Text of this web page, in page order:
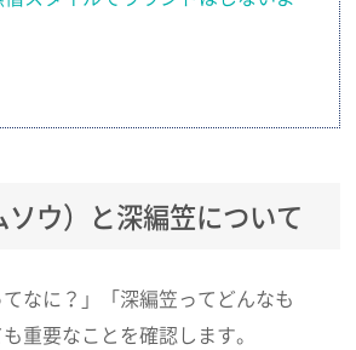
ウ）と深編笠について
なに？」「深編笠ってどんなも
重要なことを確認します。